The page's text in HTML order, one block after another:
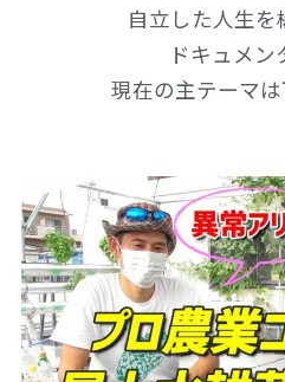
自立した人生を
ドキュメン
現在の主テーマは